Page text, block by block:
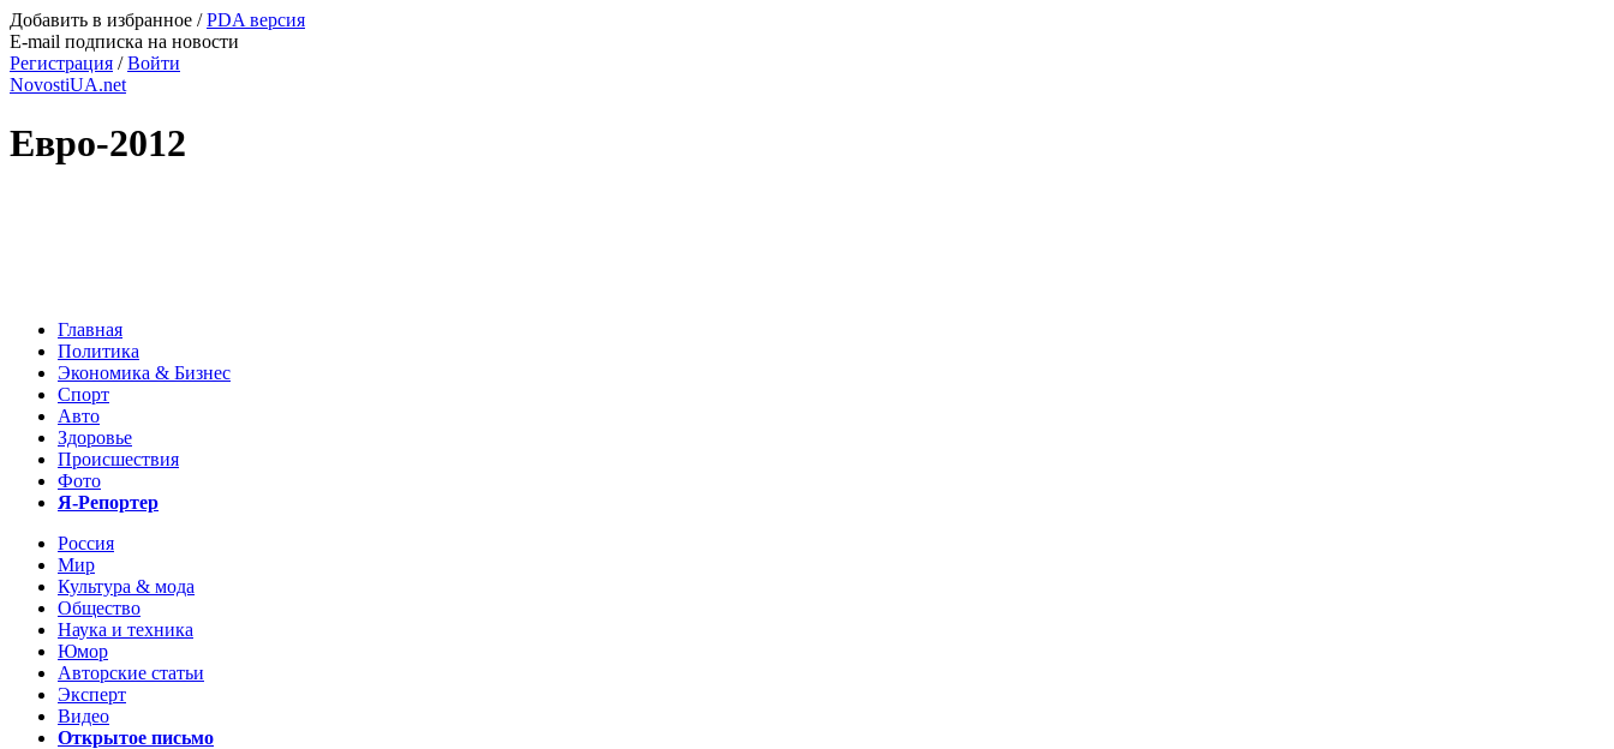
Добавить в избранное /PDA версия
E-mail подписка на новости
Регистрация /Войти
NovostiUA.net
Евро-2012
Главная
Политика
Экономика & Бизнес
Спорт
Авто
Здоровье
Происшествия
Фото
Я-Репортер
Россия
Мир
Культура & мода
Общество
Наука и техника
Юмор
Авторские статьи
Эксперт
Видео
Открытое письмо